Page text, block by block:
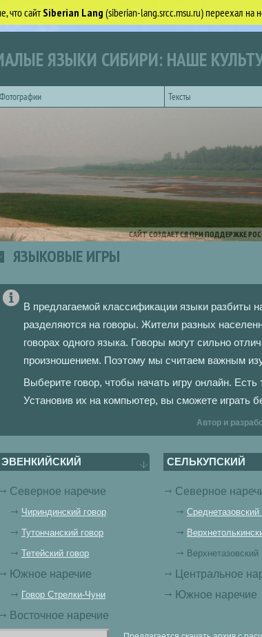
что сайтSiberian Lang (siberian-lang.srcc.msu.ru) переехал на
ЯЗЫКИ СИБИРИ: НАШЕ
Фотографии Тексты
САЙТ СОЗДАЕТСЯ ПРИ ПОДДЕРЖКЕ
ЯЗЫКОВЫЕ ИГРЫ